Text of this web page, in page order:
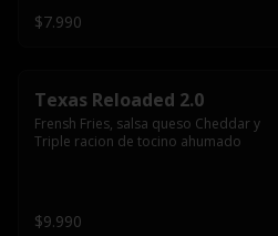
$7.990
Texas Reloaded 2.0
Frensh Fries, salsa queso Cheddar y
Triple racion de tocino ahumado
$9.990